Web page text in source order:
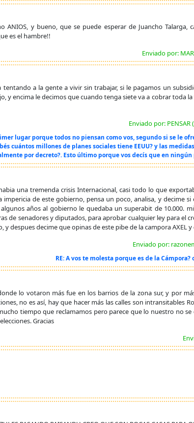
ANIOS, y bueno, que se puede esperar de Juancho Talarga,
es el hambre!!
Enviado por:
a la gente a vivir sin trabajar, si le pagamos un
y encima le decimos que cuando tenga siete va a cobrar toda
Enviado por: PENSAR
lugar porque todos no piensan como vos, segundo si se le
cuántos millones de planes sociales tiene EEUU? y las
por decreto?. Esto último porque vos decís que en
una tremenda crisis Internacional, casi todo lo que
de este gobierno, pensa un poco, analisa, y decime
años al gobierno le quedaba un superabit de 10.000.
de senadores y diputados, para aprobar cualquier ley para el
despues decime que opinas de este pibe de la campora AXEL y
Enviado por:
RE: A vos te molesta porque es de la
lo votaron más fue en los barrios de la zona sur, y por
no es así, hay que hacer más las calles son intransitables
tiempo que reclamamos pero parece que lo nuestro no
Gracias